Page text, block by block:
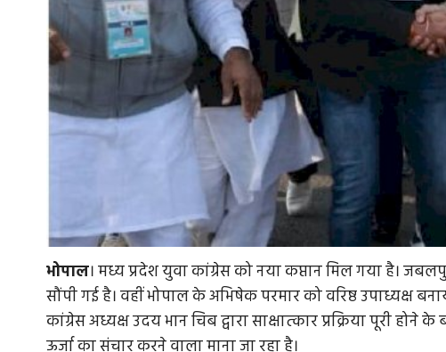
भोपाल। मध्य प्रदेश युवा कांग्रेस को नया कप्तान मिल गया है।
सौंपी गई है। वहीं भोपाल के अभिषेक परमार को वरिष्ठ उपाध्यक्ष
कांग्रेस अध्यक्ष उदय भान चिब द्वारा साक्षात्कार प्रक्रिया पूरी